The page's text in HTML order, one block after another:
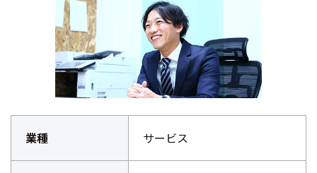
業種 サービス